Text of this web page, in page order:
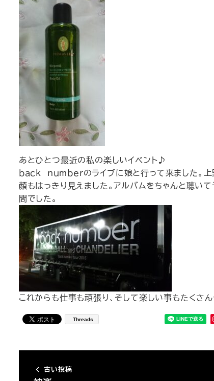
あとひとつ最近の私の楽しいイベント♪
ｂａｃｋ ｎｕｍｂｅｒのライブに娘と行って来まし
顔もはっきり見えました。アルバムをちゃんと聴い
間でした。
これからも仕事も頑張り、そして楽しい事もたくさ
Threads
古い投稿